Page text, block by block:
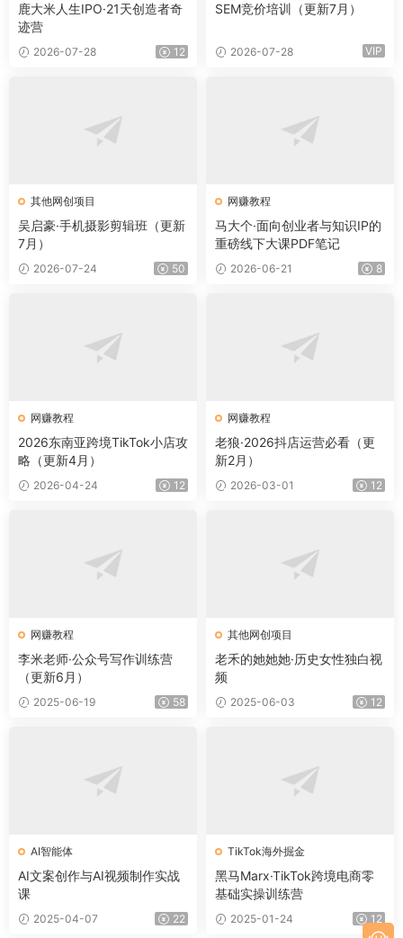
鹿大米人生IPO·21天创造者奇
迹营
2026-07-28 12
SEM竞价培训（更新7月）
2026-07-28 VIP
其他网创项目
吴启豪·手机摄影剪辑班（更新
7月）
2026-07-24 50
网赚教程
马大个·面向创业者与知识IP的
重磅线下大课PDF笔记
2026-06-21 8
网赚教程
2026东南亚跨境TikTok小店攻
略（更新4月）
2026-04-24 12
网赚教程
老狼·2026抖店运营必看（更
新2月）
2026-03-01 12
网赚教程
李米老师·公众号写作训练营
（更新6月）
2025-06-19 58
其他网创项目
老禾的她她她·历史女性独白视
频
2025-06-03 12
AI智能体
AI文案创作与AI视频制作实战
课
2025-04-07 22
TikTok海外掘金
黑马Marx·TikTok跨境电商零
基础实操训练营
2025-01-24 12